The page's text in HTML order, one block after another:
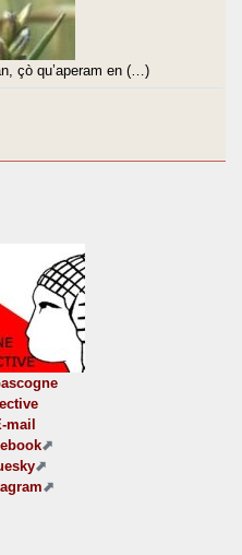
çò qu’aperam en (…)
mail